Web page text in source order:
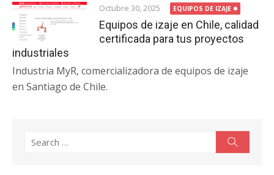
Octubre 30, 2025 EQUIPOS DE IZAJE
Equipos de izaje en Chile, calidad
certificada para tus proyectos
industriales
Industria MyR, comercializadora de equipos de izaje
en Santiago de Chile.
for: